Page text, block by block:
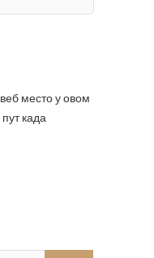
место у овом
када